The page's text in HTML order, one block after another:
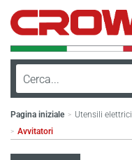
Pagina iniziale > Utensili elettrici
> Avvitatori